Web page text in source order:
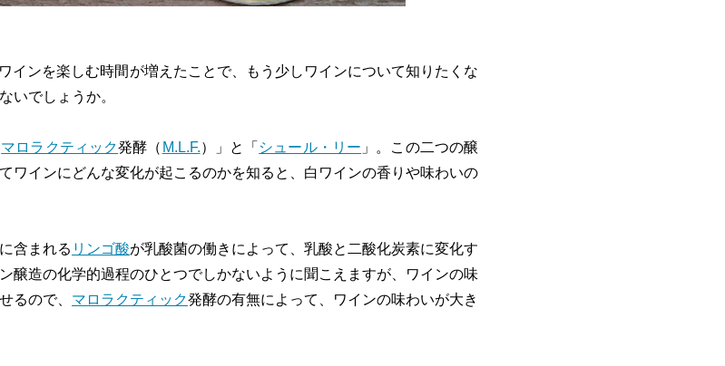
インを楽しむ時間が増えたことで、もう少しワインについて知りたくな
いでしょうか。
マロラクティック発酵（ M.L.F.）」と「 シュール・リー 」。この二つの醸
ワインにどんな変化が起こるのかを知ると、白ワインの香りや味わいの
含まれる リンゴ酸が乳酸菌の働きによって、乳酸と二酸化炭素に変化す
醸造の化学的過程のひとつでしかないように聞こえますが、ワインの味
るので、 マロラクティック発酵の有無によって、ワインの味わいが大き